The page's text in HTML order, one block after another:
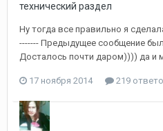
технический раздел
Ну тогда все правильно я
------- Предыдущее сообщение
Досталось почти даром)))) да и
17 ноября 2014 219